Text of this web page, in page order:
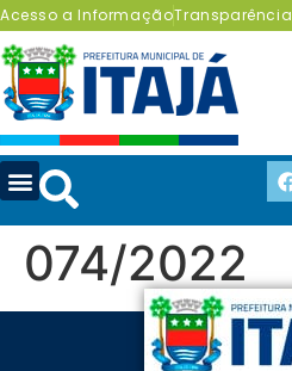
Acesso a InformaçãoTransparência
074/2022